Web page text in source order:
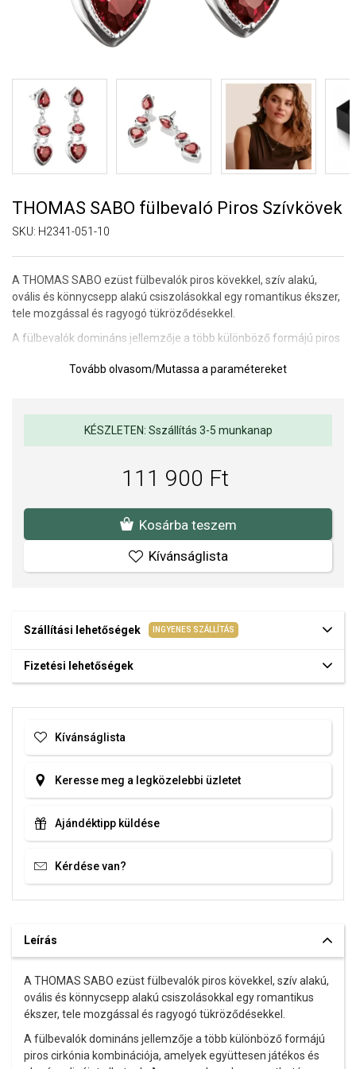
THOMAS SABO fülbevaló Piros Szívkövek
SKU: H2341-051-10
A THOMAS SABO ezüst fülbevalók piros kövekkel, szív alakú,
ovális és könnycsepp alakú csiszolásokkal egy romantikus ékszer,
tele mozgással és ragyogó tükröződésekkel.
A fülbevalók domináns jellemzője a több különböző formájú piros
dizájnt alkotnak. Az egyes elemek mozgatható csatlakozása
cirkóniák finom csillogást kölcsönöznek az ékszernek, és kiemelik
annak részletes kidolgozását.
jellegzetes, mégis elegáns megjelenésüknek köszönhetően a
A SOFIA a THOMAS SABO hivatalos forgalmazója. Biztos lehet
benne, hogy eredeti ékszert vásárol, a komplett márkás
Tovább olvasom/Mutassa a paramétereket
KÉSZLETEN: Sszállítás 3-5 munkanap
111 900 Ft
Kosárba teszem
Kívánságlista
Szállítási lehetőségek INGYENES SZÁLLÍTÁS
Fizetési lehetőségek
Kívánságlista
Keresse meg a legközelebbi üzletet
Ajándéktipp küldése
Kérdése van?
Leírás
A THOMAS SABO ezüst fülbevalók piros kövekkel, szív alakú,
ovális és könnycsepp alakú csiszolásokkal egy romantikus
ékszer, tele mozgással és ragyogó tükröződésekkel.
A fülbevalók domináns jellemzője a több különböző formájú
piros cirkónia kombinációja, amelyek együttesen játékos és